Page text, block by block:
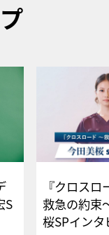
S
『クロス
救急の約束
桜SPイ